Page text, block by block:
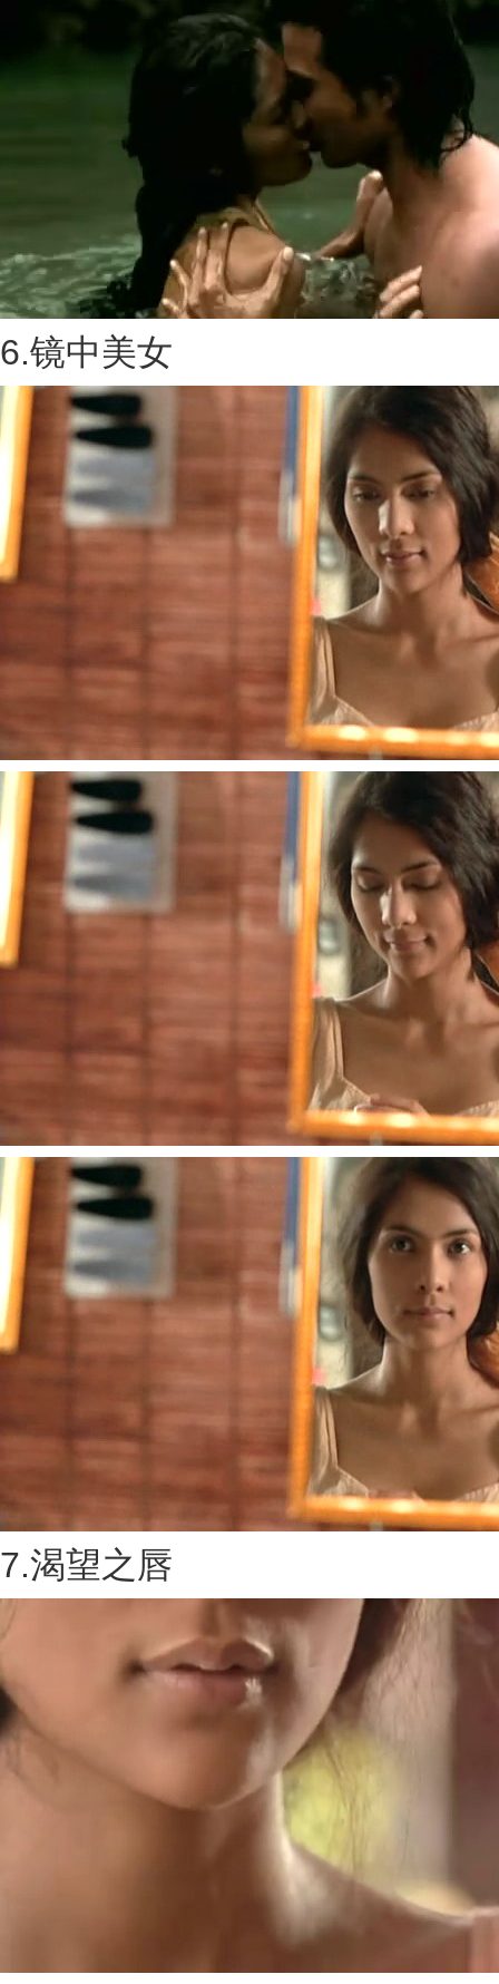
6.镜中美女
7.渴望之唇